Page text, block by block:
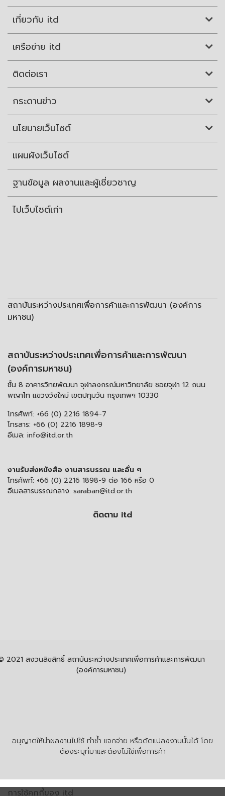
เกี่ยวกับ itd
เครือข่าย itd
ติดต่อเรา
กระดานข่าว
นโยบายเว็บไซต์
แผนผังเว็บไซต์
ฐานข้อมูล ผลงานและผู้เชี่ยวชาญ
ไปเว็บไซต์เก่า
สถาบันระหว่างประเทศเพื่อการค้าและการพัฒนา (องค์การ
มหาชน)
สถาบันระหว่างประเทศเพื่อการค้าและการพัฒนา
(องค์การมหาชน)
ชั้น 8 อาคารวิทยพัฒนา จุฬาลงกรณ์มหาวิทยาลัย ซอยจุฬา 12 ถนน
พญาไท แขวงวังใหม่ เขตปทุมวัน กรุงเทพฯ 10330
โทรศัพท์: +66 (0) 2216 1894-7
โทรสาร: +66 (0) 2216 1898-9
อีเมล: info@itd.or.th
งานรับส่งหนังสือ งานสารบรรณ และอื่น ๆ
โทรศัพท์: +66 (0) 2216 1898-9 ต่อ 166 หรือ 0
อีเมลสารบรรณกลาง: saraban@itd.or.th
ติดตาม itd
อนุญาตให้นำผลงานไปใช้ ทำซ้ำ แจกจ่าย หรือดัดแปลงงานนั้นได้ โดย
ต้องระบุที่มาและต้องไม่ใช่เพื่อการค้า
2021 สงวนลิขสิทธิ์ สถาบันระหว่างประเทศเพื่อการค้าและการพัฒนา
(องค์การมหาชน)
การใช้คุกกี้ของ itd